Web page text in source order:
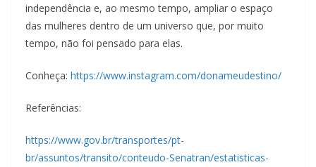
independência e, ao mesmo tempo, ampliar o espaço
das mulheres dentro de um universo que, por muito
tempo, não foi pensado para elas.
Conheça: https://www.instagram.com/donameudestino/
Referências:
https://www.gov.br/transportes/pt-
br/assuntos/transito/conteudo-Senatran/estatisticas-